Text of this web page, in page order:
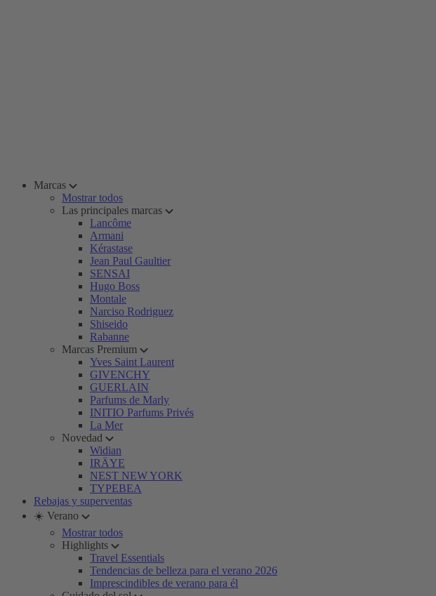
Marcas
Mostrar todos
Las principales marcas
Lancôme
Armani
Kérastase
Jean Paul Gaultier
SENSAI
Hugo Boss
Montale
Narciso Rodriguez
Shiseido
Rabanne
Marcas Premium
Yves Saint Laurent
GIVENCHY
GUERLAIN
Parfums de Marly
INITIO Parfums Privés
La Mer
Novedad
Widian
IRÄYE
NEST NEW YORK
TYPEBEA
Rebajas y superventas
☀️ Verano
Mostrar todos
Highlights
Travel Essentials
Tendencias de belleza para el verano 2026
Imprescindibles de verano para él